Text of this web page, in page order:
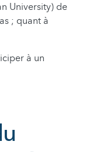
University) de
; quant à
à un